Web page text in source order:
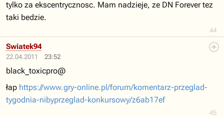
44
tylko za ekscentrycznosc. Mam nadzieje, ze DN Forever tez
taki bedzie.
22.04.2011 23:52
45
Swiatek94
black_toxicpro@
łap https://www.gry-online.pl/forum/komentarz-przeglad-
tygodnia-nibyprzeglad-konkursowy/z6ab17ef